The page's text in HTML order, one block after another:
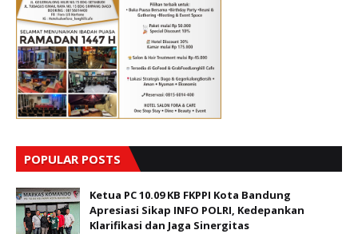
POPULAR POSTS
Ketua PC 10.09 KB FKPPI Kota Bandung
Apresiasi Sikap INFO POLRI, Kedepankan
Klarifikasi dan Jaga Sinergitas